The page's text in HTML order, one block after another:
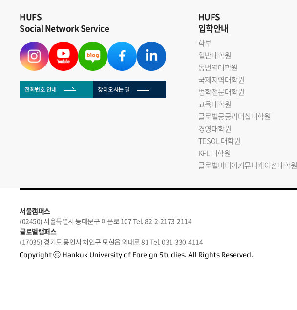
HUFS
Social Network Service
전화번호 안내 찾아오시는 길
HUFS
입학안내
학부
일반대학원
통번역대학원
국제지역대학원
법학전문대학원
교육대학원
글로벌공공리더십대학원
경영대학원
TESOL 대학원
KFL 대학원
글로벌미디어커뮤니케이션대학원
서울캠퍼스
(02450) 서울특별시 동대문구 이문로 107 Tel. 82-2-2173-2114
글로벌캠퍼스
(17035) 경기도 용인시 처인구 모현읍 외대로 81 Tel. 031-330-4114
Copyright ⓒ Hankuk University of Foreign Studies. All Rights Reserved.